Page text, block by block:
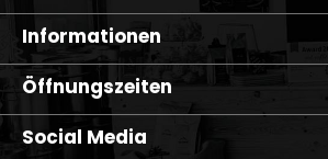
Informationen
Öffnungszeiten
Social Media